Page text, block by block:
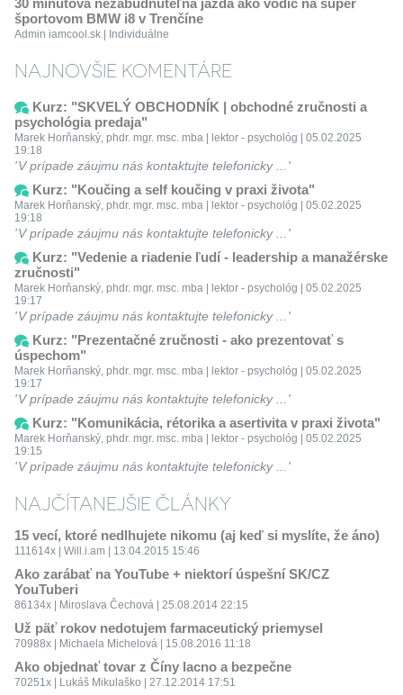
30 minútová nezabudnuteľná jazda ako vodič na super
športovom BMW i8 v Trenčíne
Admin iamcool.sk | Individuálne
NAJNOVŠIE KOMENTÁRE
Kurz: "SKVELÝ OBCHODNÍK | obchodné zručnosti a
psychológia predaja"
Marek Horňanský, phdr. mgr. msc. mba | lektor - psychológ | 05.02.2025
19:18
V prípade záujmu nás kontaktujte telefonicky ...
Kurz: "Koučing a self koučing v praxi života"
Marek Horňanský, phdr. mgr. msc. mba | lektor - psychológ | 05.02.2025
19:18
V prípade záujmu nás kontaktujte telefonicky ...
Kurz: "Vedenie a riadenie ľudí - leadership a manažérske
zručnosti"
Marek Horňanský, phdr. mgr. msc. mba | lektor - psychológ | 05.02.2025
19:17
V prípade záujmu nás kontaktujte telefonicky ...
Kurz: "Prezentačné zručnosti - ako prezentovať s
úspechom"
Marek Horňanský, phdr. mgr. msc. mba | lektor - psychológ | 05.02.2025
19:17
V prípade záujmu nás kontaktujte telefonicky ...
Kurz: "Komunikácia, rétorika a asertivita v praxi života"
Marek Horňanský, phdr. mgr. msc. mba | lektor - psychológ | 05.02.2025
19:15
V prípade záujmu nás kontaktujte telefonicky ...
NAJČÍTANEJŠIE ČLÁNKY
15 vecí, ktoré nedlhujete nikomu (aj keď si myslíte, že áno)
111614x | Will.i.am | 13.04.2015 15:46
Ako zarábať na YouTube + niektorí úspešní SK/CZ
YouTuberi
86134x | Miroslava Čechová | 25.08.2014 22:15
Už päť rokov nedotujem farmaceutický priemysel
70988x | Michaela Michelová | 15.08.2016 11:18
Ako objednať tovar z Číny lacno a bezpečne
70251x | Lukáš Mikulaško | 27.12.2014 17:51